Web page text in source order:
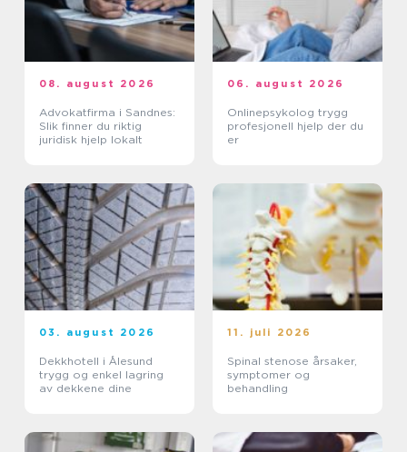
08. august 2026
Advokatfirma i Sandnes:
Slik finner du riktig
juridisk hjelp lokalt
06. august 2026
Onlinepsykolog trygg
profesjonell hjelp der du
er
03. august 2026
Dekkhotell i Ålesund
trygg og enkel lagring
av dekkene dine
11. juli 2026
Spinal stenose årsaker,
symptomer og
behandling